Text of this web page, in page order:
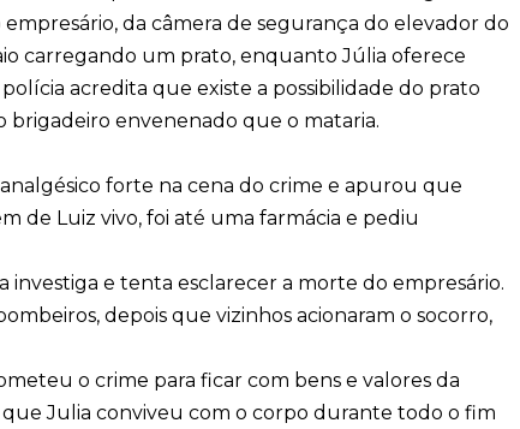
da câmera de segurança do elevador do
carregando um prato, enquanto Júlia oferece
acredita que existe a possibilidade do prato
brigadeiro envenenado que o mataria.
forte na cena do crime e apurou que
de Luiz vivo, foi até uma farmácia e pediu
investiga e tenta esclarecer a morte do empresário.
depois que vizinhos acionaram o socorro,
o crime para ficar com bens e valores da
Julia conviveu com o corpo durante todo o fim